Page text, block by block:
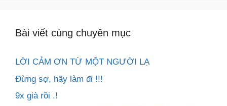
Bài viết cùng chuyên mục
LỜI CẢM ƠN TỪ MỘT NGƯỜI LẠ
Đừng sợ, hãy làm đi !!!
9x già rồi .!